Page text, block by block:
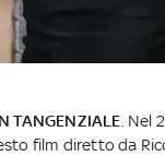
TANGENZIALE . Nel
film diretto da